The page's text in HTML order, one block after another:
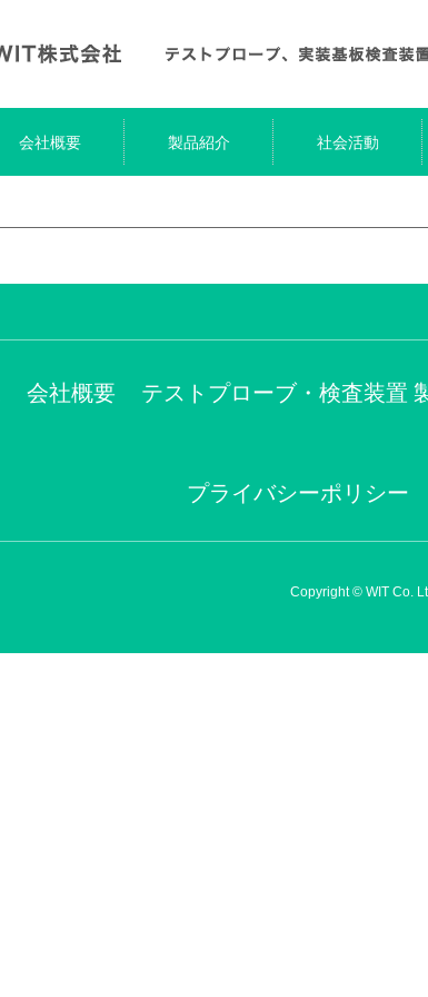
会社概要 製品紹介 社会活動
会社概要 テストプローブ・検査装置
プライバシーポリシー
Copyright © WIT Co.